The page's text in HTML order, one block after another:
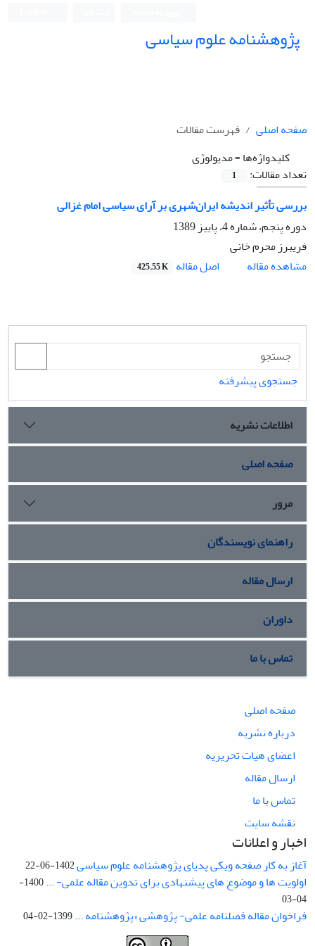
پژوهشنامه علوم سیاسی
صفحه اصلی
فهرست مقالات
کلیدواژه‌ها =مدیولوژی
تعداد مقالات:
1
بررسی تأثیر اندیشه ایران‌شهری بر آرای سیاسی امام غزالی
دوره پنجم، شماره 4، پاییز 1389
فریبرز محرم خانی
مشاهده مقاله
اصل مقاله 425.55 K
جستجوی پیشرفته
اطلاعات نشریه
صفحه اصلی
مرور
راهنمای نویسندگان
ارسال مقاله
داوران
تماس با ما
صفحه اصلی
درباره نشریه
اعضای هیات تحریریه
ارسال مقاله
تماس با ما
نقشه سایت
اخبار و اعلانات
آغاز به کار صفحه ویکی پدیای پژوهشنامه علوم سیاسی1402-06-22
اولویت ها و موضوع های پیشنهادی برای تدوین مقاله علمی- ...
1400-
04-03
فراخوان مقاله فصلنامه علمی- پژوهشی «پژوهشنامه ...1399-02-04